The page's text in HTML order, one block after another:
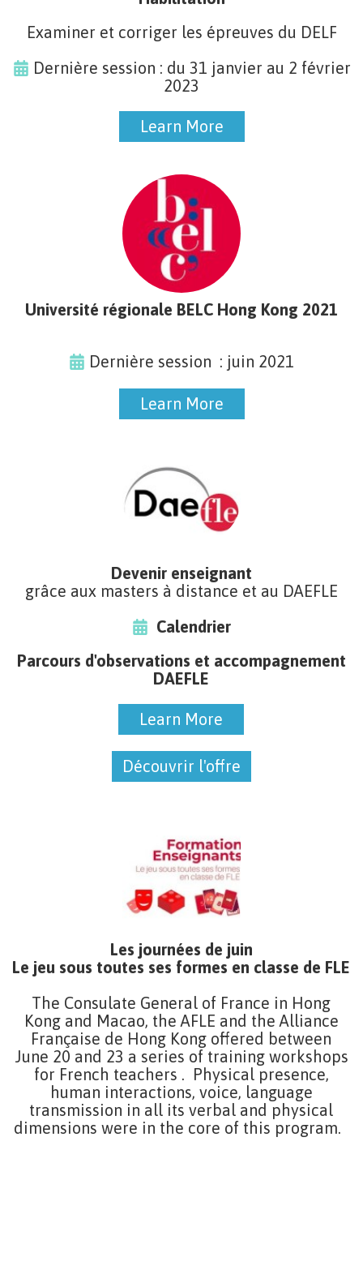
Examiner et corriger les épreuves du DELF
Dernière session : du 31 janvier au 2 février
2023
Learn More
Learn More
Université régionale BELC Hong Kong 2021
Dernière session : juin 2021
Learn More
Learn More
Devenir enseignant
grâce aux masters à distance et au DAEFLE
Calendrier
Parcours d'observations et accompagnement
DAEFLE
Learn More
Learn More
Découvrir l'offre
Découvrir l'offre
Les journées de juin
Le jeu sous toutes ses formes en classe de FLE
The Consulate General of France in Hong
Kong and Macao, the AFLE and the Alliance
Française de Hong Kong offered between
June 20 and 23 a series of training workshops
for French teachers . Physical presence,
human interactions, voice, language
transmission in all its verbal and physical
dimensions were in the core of this program.